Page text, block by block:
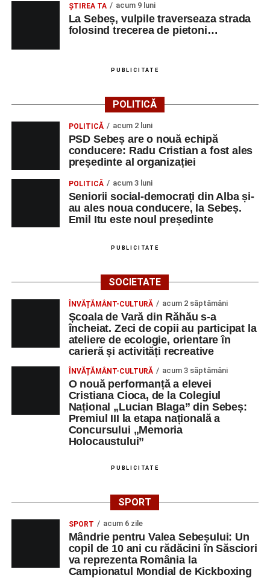
ŞTIREA TA acum 9 luni
La Sebeș, vulpile traverseaza strada
folosind trecerea de pietoni…
PUBLICITATE
POLITICĂ
POLITICĂ acum 2 luni
PSD Sebeș are o nouă echipă
conducere: Radu Cristian a fost ales
președinte al organizației
POLITICĂ acum 3 luni
Seniorii social-democrați din Alba și-
au ales noua conducere, la Sebeș.
Emil Itu este noul președinte
PUBLICITATE
SOCIETATE
ÎNVĂȚĂMÂNT-CULTURĂ acum 2 săptămâni
Școala de Vară din Răhău s-a
încheiat. Zeci de copii au participat la
ateliere de ecologie, orientare în
carieră și activități recreative
ÎNVĂȚĂMÂNT-CULTURĂ acum 3 săptămâni
O nouă performanță a elevei
Cristiana Cioca, de la Colegiul
Național „Lucian Blaga” din Sebeș:
Premiul III la etapa națională a
Concursului „Memoria
Holocaustului”
PUBLICITATE
SPORT
SPORT acum 6 zile
Mândrie pentru Valea Sebeșului: Un
copil de 10 ani cu rădăcini în Săsciori
va reprezenta România la
Campionatul Mondial de Kickboxing